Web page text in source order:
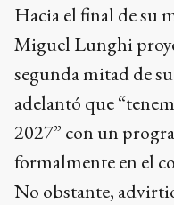
Hacia el final de su
Miguel Lunghi
segunda mitad de
adelantó que
2027” con un
formalmente en el
No obstante,